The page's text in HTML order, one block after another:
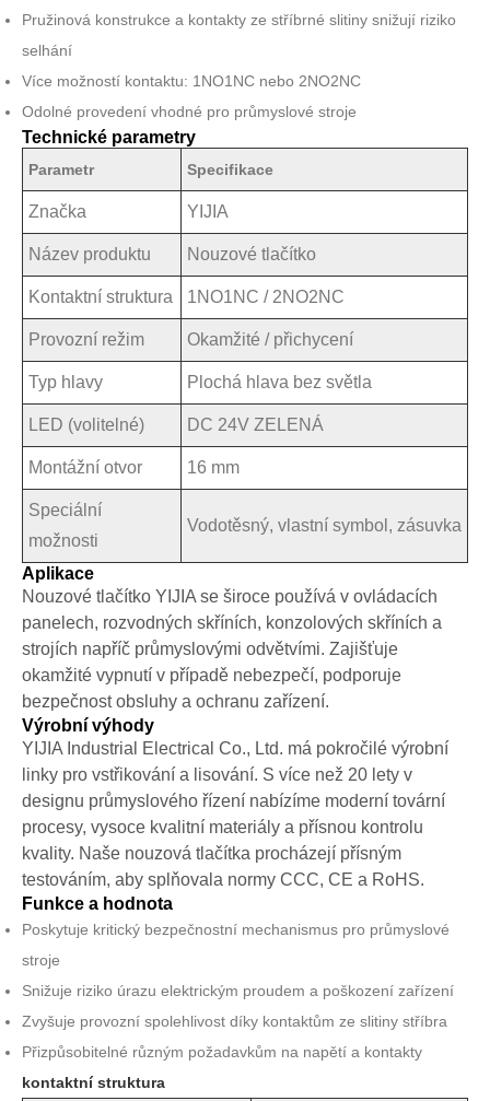
Pružinová konstrukce a kontakty ze stříbrné slitiny snižují riziko
selhání
Více možností kontaktu: 1NO1NC nebo 2NO2NC
Odolné provedení vhodné pro průmyslové stroje
Technické parametry
Parametr Specifikace
Značka YIJIA
Název produktu Nouzové tlačítko
Kontaktní struktura 1NO1NC / 2NO2NC
Provozní režim Okamžité / přichycení
Typ hlavy Plochá hlava bez světla
LED (volitelné) DC 24V ZELENÁ
Montážní otvor 16 mm
Speciální
možnosti
Vodotěsný, vlastní symbol, zásuvka
Aplikace
Nouzové tlačítko YIJIA se široce používá v ovládacích
panelech, rozvodných skříních, konzolových skříních a
strojích napříč průmyslovými odvětvími. Zajišťuje
okamžité vypnutí v případě nebezpečí, podporuje
bezpečnost obsluhy a ochranu zařízení.
Výrobní výhody
YIJIA Industrial Electrical Co., Ltd. má pokročilé výrobní
linky pro vstřikování a lisování. S více než 20 lety v
designu průmyslového řízení nabízíme moderní tovární
procesy, vysoce kvalitní materiály a přísnou kontrolu
kvality. Naše nouzová tlačítka procházejí přísným
testováním, aby splňovala normy CCC, CE a RoHS.
Funkce a hodnota
Poskytuje kritický bezpečnostní mechanismus pro průmyslové
stroje
Snižuje riziko úrazu elektrickým proudem a poškození zařízení
Zvyšuje provozní spolehlivost díky kontaktům ze slitiny stříbra
Přizpůsobitelné různým požadavkům na napětí a kontakty
kontaktní struktura